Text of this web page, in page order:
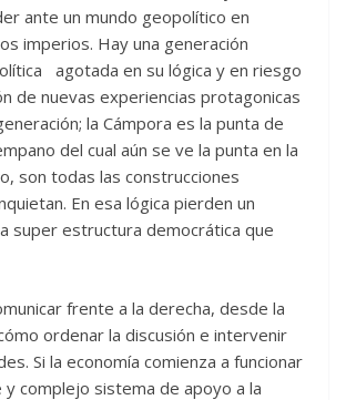
ante un mundo geopolítico en
imperios. Hay una generación
agotada en su lógica y en riesgo
de nuevas experiencias protagonicas
la Cámpora es la punta de
del cual aún se ve la punta en la
son todas las construcciones
En esa lógica pierden un
super estructura democrática que
frente a la derecha, desde la
ordenar la discusión e intervenir
Si la economía comienza a funcionar
y complejo sistema de apoyo a la